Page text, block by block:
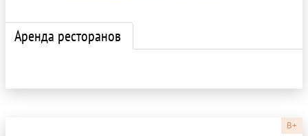
Аренда ресторанов
B+